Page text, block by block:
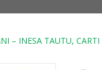
– INESA TAUTU,